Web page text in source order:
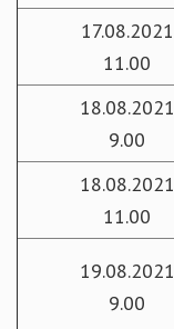
17.08.2021
11.00
18.08.2021
9.00
18.08.2021
11.00
19.08.2021
9.00